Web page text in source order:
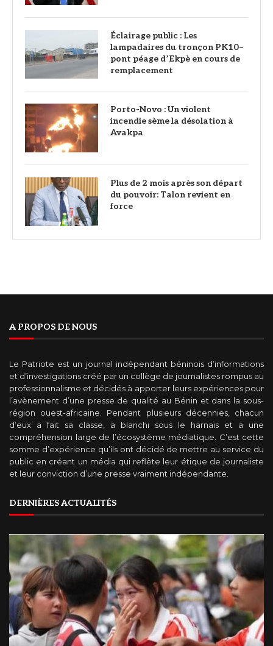
‎Éclairage public : Les
lampadaires du tronçon PK10–
pont péage d’Ekpè en cours de
remplacement
Porto-Novo : Un violent
incendie sème la désolation à
Avakpa
Plus de 2 mois après son départ
du pouvoir: Talon revient en
force
A PROPOS DE NOUS
Le Patriote est un journal indépendant béninois d’informations
et d’investigations créé par un collège de journalistes rompus au
professionnalisme et décidés à apporter leurs expériences pour
l’avènement d’une presse de qualité au Bénin et dans la sous-
région ouest-africaine. Pendant plusieurs décennies, chacun
d’eux a fait sa classe, a blanchi sous le harnais et a une
compréhension large de l’écosystème médiatique. C’est cette
somme d’expérience qu’ils ont décidé de mettre au service du
public en créant un média qui reflète leur étique de journaliste
et leur conviction d’une presse vraiment indépendante.
DERNIÈRES ACTUALITÉS